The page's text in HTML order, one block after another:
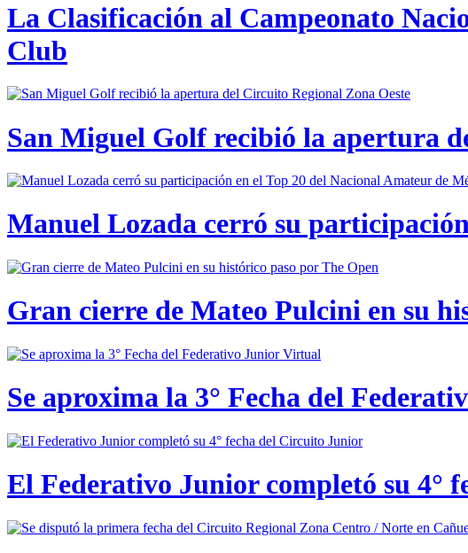
La Clasificación al Campeonato
Club
San Miguel Golf recibió la apertura
Manuel Lozada cerró su
Gran cierre de Mateo Pulcini en su
Se aproxima la 3° Fecha del
El Federativo Junior completó su 4°